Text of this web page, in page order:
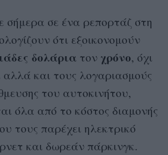
σήμερα σε ένα ρεπορτάζ στη
ότι εξοικονομούν
δολάρια τον χρόνο, όχι
αλλά και τους λογαριασμούς
του αυτοκινήτου,
όλα από το κόστος διαμονής
τους παρέχει ηλεκτρικό
και δωρεάν πάρκινγκ.